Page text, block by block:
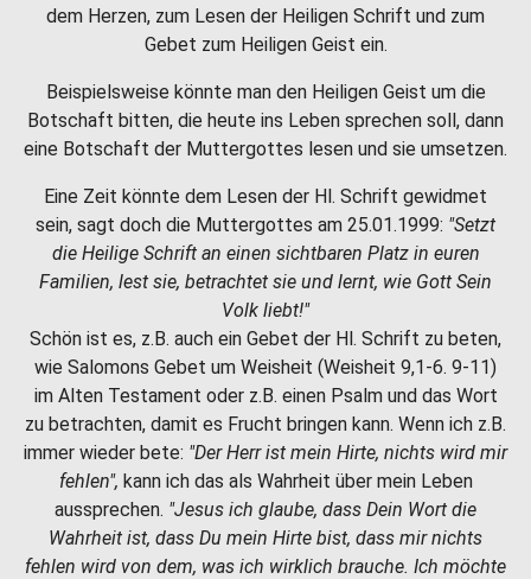
dem Herzen, zum Lesen der Heiligen Schrift und zum
Gebet zum Heiligen Geist ein.
Beispielsweise könnte man den Heiligen Geist um die
Botschaft bitten, die heute ins Leben sprechen soll, dann
eine Botschaft der Muttergottes lesen und sie umsetzen.
Eine Zeit könnte dem Lesen der Hl. Schrift gewidmet
sein, sagt doch die Muttergottes am 25.01.1999: "Setzt
die Heilige Schrift an einen sichtbaren Platz in euren
Familien, lest sie, betrachtet sie und lernt, wie Gott Sein
Volk liebt!"
Schön ist es, z.B. auch ein Gebet der Hl. Schrift zu beten,
wie Salomons Gebet um Weisheit (Weisheit 9,1-6. 9-11)
im Alten Testament oder z.B. einen Psalm und das Wort
zu betrachten, damit es Frucht bringen kann. Wenn ich z.B.
immer wieder bete: "Der Herr ist mein Hirte, nichts wird mir
fehlen", kann ich das als Wahrheit über mein Leben
aussprechen. "Jesus ich glaube, dass Dein Wort die
Wahrheit ist, dass Du mein Hirte bist, dass mir nichts
fehlen wird von dem, was ich wirklich brauche. Ich möchte